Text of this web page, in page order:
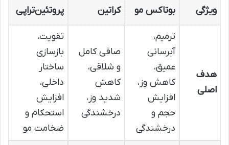
ویژگی بوتاکس مو کراتین پروتئین‌تراپی
هدف
اصلی
ترمیم،
آبرسانی
عمیق،
کاهش وز،
افزایش
حجم و
درخشندگی
صافی کامل
و شلاقی،
کاهش
شدید وز،
درخشندگی
تقویت،
بازسازی
ساختار
داخلی،
افزایش
استحکام و
ضخامت مو